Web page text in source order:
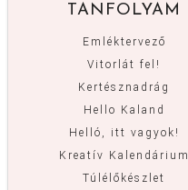
TANFOLYAM
Emléktervező
Vitorlát fel!
Kertésznadrág
Hello Kaland
Helló, itt vagyok!
Kreatív Kalendárium
Túlélőkészlet